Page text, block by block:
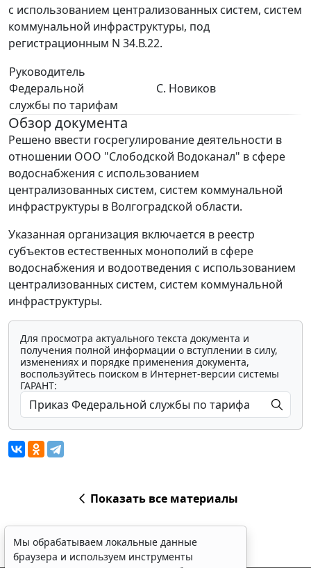
с использованием централизованных систем, систем
коммунальной инфраструктуры, под
регистрационным N 34.В.22.
Руководитель
Федеральной
службы по тарифам
С. Новиков
Обзор документа
Решено ввести госрегулирование деятельности в
отношении ООО "Слободской Водоканал" в сфере
водоснабжения с использованием
централизованных систем, систем коммунальной
инфраструктуры в Волгоградской области.
Указанная организация включается в реестр
субъектов естественных монополий в сфере
водоснабжения и водоотведения с использованием
централизованных систем, систем коммунальной
инфраструктуры.
Для просмотра актуального текста документа и
получения полной информации о вступлении в силу,
изменениях и порядке применения документа,
воспользуйтесь поиском в Интернет-версии системы
ГАРАНТ:
Показать все материалы
Мы обрабатываем локальные данные
браузера и используем инструменты